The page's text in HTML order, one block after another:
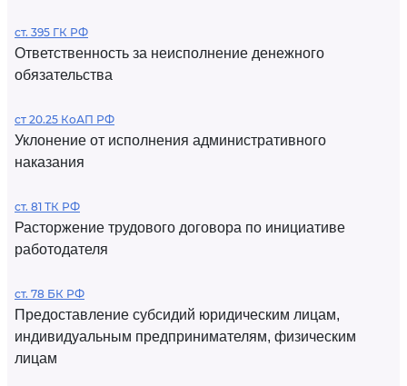
ст. 395 ГК РФ
Ответственность за неисполнение денежного
обязательства
ст 20.25 КоАП РФ
Уклонение от исполнения административного
наказания
ст. 81 ТК РФ
Расторжение трудового договора по инициативе
работодателя
ст. 78 БК РФ
Предоставление субсидий юридическим лицам,
индивидуальным предпринимателям, физическим
лицам